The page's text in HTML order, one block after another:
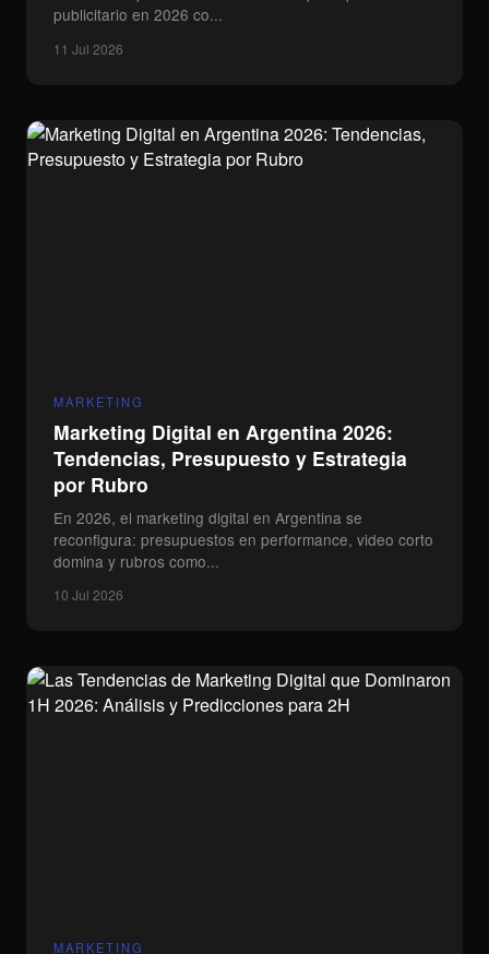
publicitario en 2026 co...
11 Jul 2026
MARKETING
Marketing Digital en Argentina 2026:
Tendencias, Presupuesto y Estrategia
por Rubro
En 2026, el marketing digital en Argentina se
reconfigura: presupuestos en performance, video corto
domina y rubros como...
10 Jul 2026
MARKETING
Menú